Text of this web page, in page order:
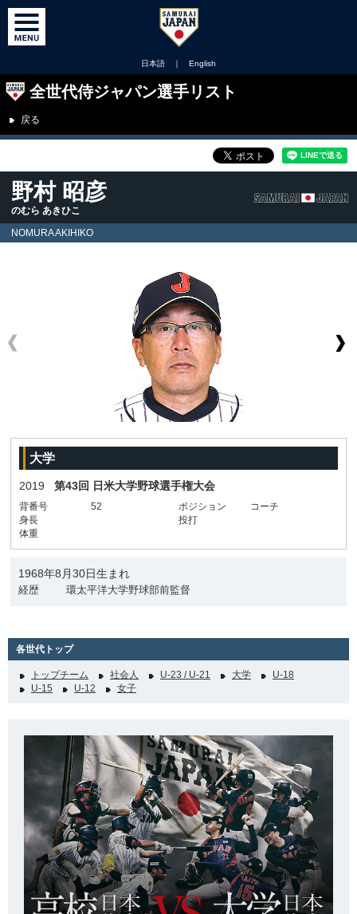
日本語 ｜ English
全世代侍ジャパン選手リスト
戻る
野村 昭彦
のむら あきひこ
NOMURA AKIHIKO
大学
2019 第43回 日米大学野球選手権大会
背番号 52 ポジション
コーチ
身長
投打
体重
1968年8月30日生まれ
経歴 環太平洋大学野球部前監督
各世代トップ
トップチーム 社会人 U-23 / U-21 大学
U-18
U-15
U-12 女子